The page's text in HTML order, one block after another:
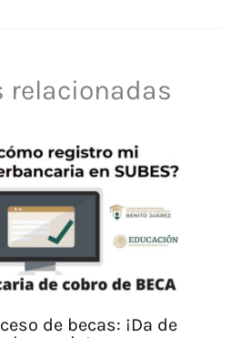
relacionadas
de becas: ¡Da de